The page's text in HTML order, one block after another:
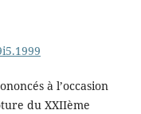
à l’occasion
du XXIIème